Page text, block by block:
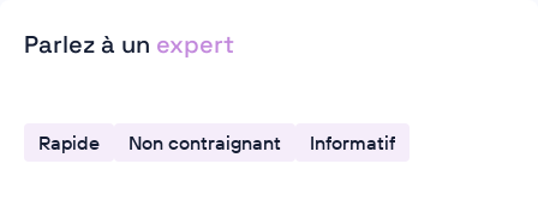
Parlez à un expert
Rapide Non contraignant Informatif